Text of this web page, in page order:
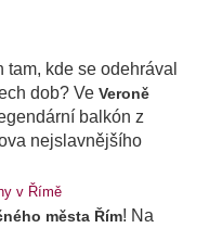
kde se odehrával
dob? Ve Veroně
balkón z
nejslavnějšího
v Římě
města Řím! Na